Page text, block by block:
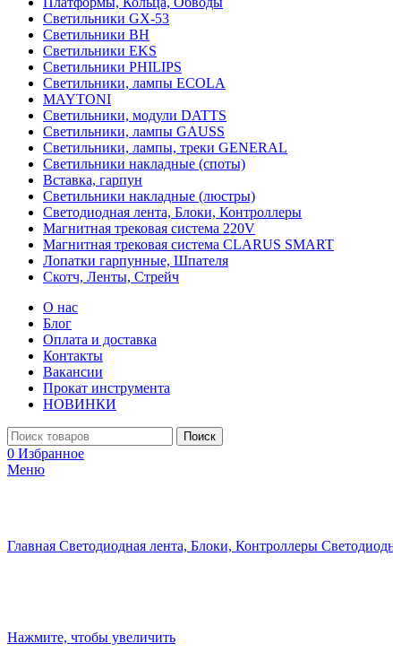
Светильники GX-53
Светильники BH
Светильники EKS
Светильники PHILIPS
Светильники, лампы ECOLA
MAYTONI
Светильники, модули DATTS
Светильники, лампы GAUSS
Светильники, лампы, треки GENERAL
Светильники накладные (споты)
Вставка, гарпун
Светильники накладные (люстры)
Светодиодная лента, Блоки, Контроллеры
Магнитная трековая система 220V
Магнитная трековая система CLARUS SMART
Лопатки гарпунные, Шпателя
Скотч, Ленты, Стрейч
О нас
Блог
Оплата и доставка
Контакты
Вакансии
Прокат инструмента
НОВИНКИ
Поиск
0 Избранное
Меню
Главная Светодиодная лента, Блоки, Контроллеры
Нажмите, чтобы увеличить